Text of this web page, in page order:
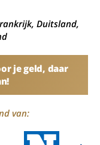
Duitsland,
je geld, daar
van: